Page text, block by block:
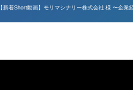
【新着Short動画】モリマシナリー株式会社 様 〜企業